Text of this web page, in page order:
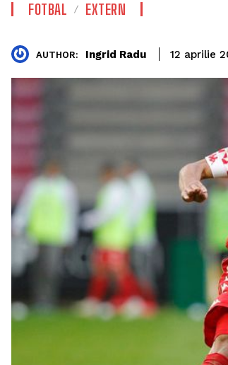
FOTBAL EXTERN
AUTHOR: Ingrid Radu 12 aprilie